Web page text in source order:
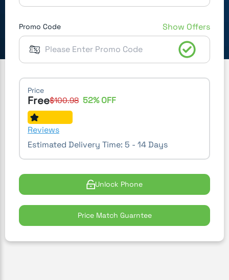
Promo Code Show Offers
Price
Free$100.98 52% OFF
Reviews
Estimated Delivery Time: 5 - 14 Days
Unlock Phone
Price Match Guarntee